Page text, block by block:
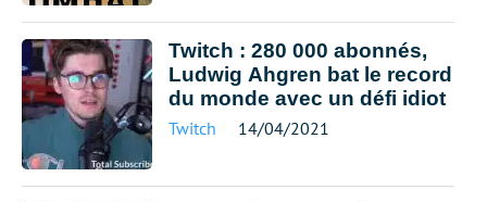
Twitch : 280 000 abonnés,
Ludwig Ahgren bat le record
du monde avec un défi idiot
Twitch 14/04/2021